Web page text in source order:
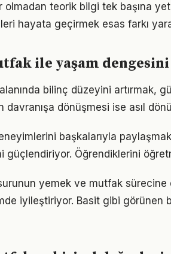
olmadan teorik bilgi tek başına
hayata geçirmek esas farkı
ile yaşam
bilinç düzeyini artırmak,
davranışa dönüşmesi ise asıl
başkalarıyla
güçlendiriyor. Öğrendiklerini
yemek ve mutfak sürecine
iyileştiriyor. Basit gibi görünen